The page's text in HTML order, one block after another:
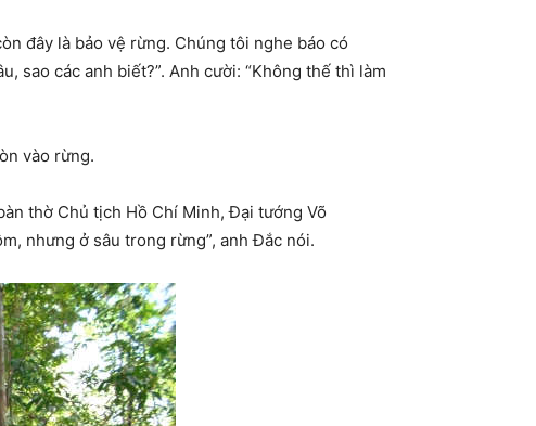
đây là bảo vệ rừng. Chúng tôi nghe báo có
sao các anh biết?”. Anh cười: “Không thế thì làm
vào rừng.
thờ Chủ tịch Hồ Chí Minh, Đại tướng Võ
nhưng ở sâu trong rừng”, anh Đắc nói.